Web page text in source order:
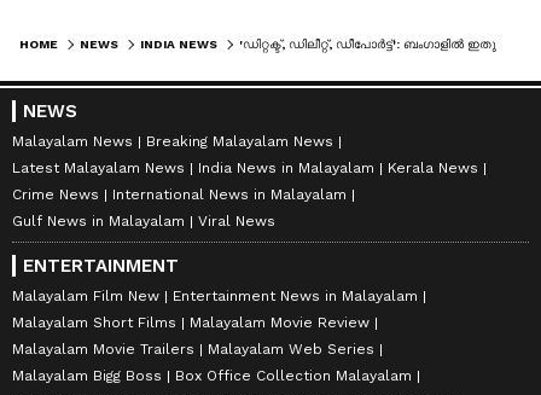
HOME NEWS INDIA NEWS
NEWS
Malayalam News
Breaking Malayalam News
Latest Malayalam News
India News in Malayalam
Kerala News
Crime News
International News in Malayalam
Gulf News in Malayalam
Viral News
ENTERTAINMENT
Malayalam Film New
Entertainment News in Malayalam
Malayalam Short Films
Malayalam Movie Review
Malayalam Movie Trailers
Malayalam Web Series
Malayalam Bigg Boss
Box Office Collection Malayalam